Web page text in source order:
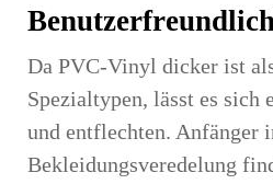
Da PVC-Vinyl dicker ist
Spezialtypen, lässt es sich
und entflechten. Anfänger
Bekleidungsveredelung